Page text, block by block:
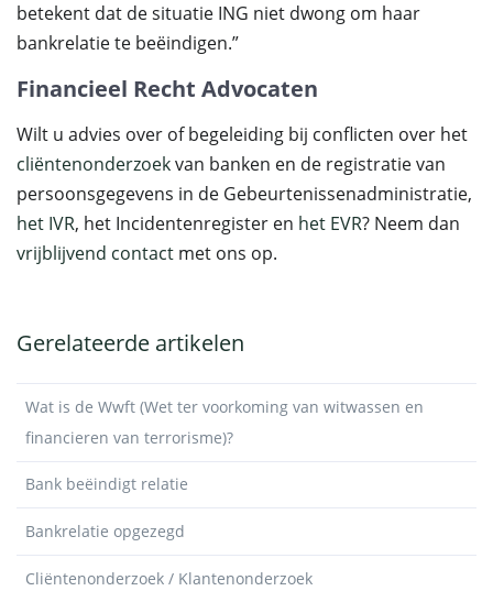
betekent dat de situatie ING niet dwong om haar
bankrelatie te beëindigen.”
Financieel Recht Advocaten
Wilt u advies over of begeleiding bij conflicten over het
cliëntenonderzoekvan banken en de registratie van
persoonsgegevens in de Gebeurtenissenadministratie,
het IVR, het Incidentenregister en het EVR? Neem dan
vrijblijvend contact met ons op.
Gerelateerde artikelen
Wat is de Wwft (Wet ter voorkoming van witwassen en
financieren van terrorisme)?
Bank beëindigt relatie
Bankrelatie opgezegd
Cliëntenonderzoek / Klantenonderzoek